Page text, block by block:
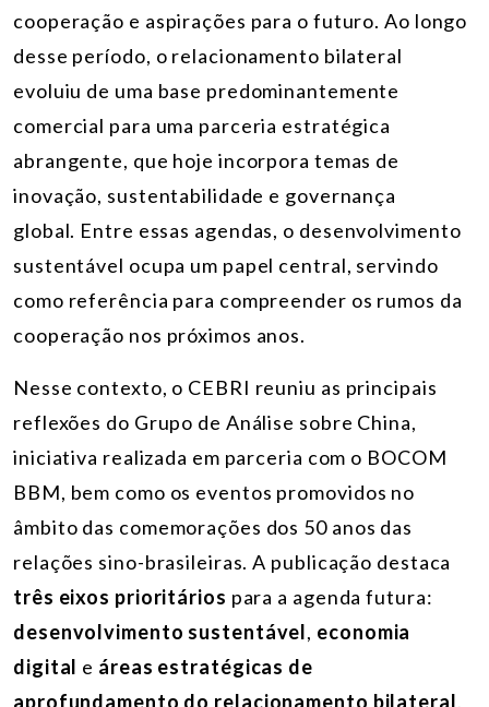
cooperação e aspirações para o futuro. Ao longo
desse período, o relacionamento bilateral
evoluiu de uma base predominantemente
comercial para uma parceria estratégica
abrangente, que hoje incorpora temas de
inovação, sustentabilidade e governança
global. Entre essas agendas, o desenvolvimento
sustentável ocupa um papel central, servindo
como referência para compreender os rumos da
cooperação nos próximos anos.
Nesse contexto, o CEBRI reuniu as principais
reflexões do Grupo de Análise sobre China,
iniciativa realizada em parceria com o BOCOM
BBM, bem como os eventos promovidos no
âmbito das comemorações dos 50 anos das
relações sino-brasileiras.A publicação destaca
três eixos prioritários para a agenda futura:
desenvolvimento sustentável, economia
digital e áreas estratégicas de
aprofundamento do relacionamento bilateral